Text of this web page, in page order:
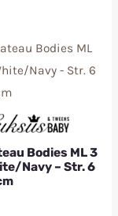
Bodies ML 3
Navy – Str. 6